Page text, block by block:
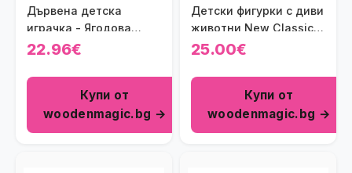
Дървена детска
играчка - Ягодова
торта New Classic
22.96€
Купи от
woodenmagic.bg →
Детски фигурки с диви
животни New Classic
Toys
25.00€
Купи от
woodenmagic.bg →